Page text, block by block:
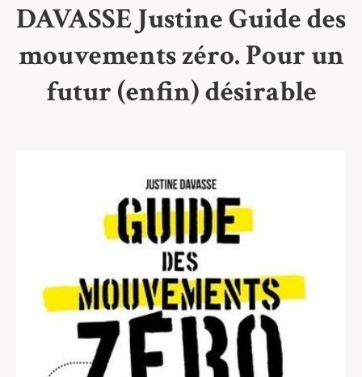
DAVASSE Justine Guide des
mouvements zéro. Pour un
futur (enfin) désirable